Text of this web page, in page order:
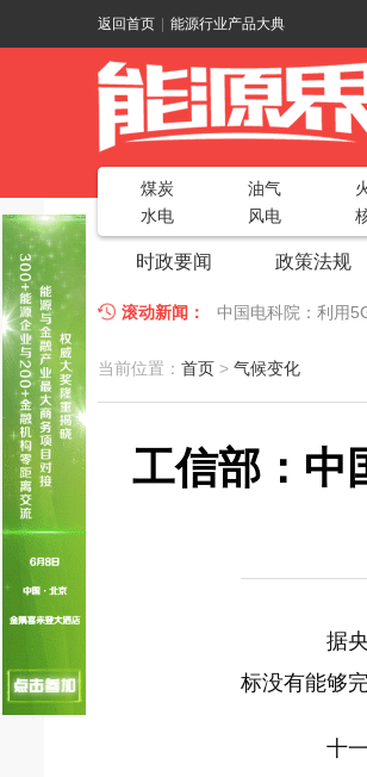
返回首页 能源行业产品大典
煤炭 油气
水电
风电
时政要闻 政策法规
滚动新闻： 中国电科院：利用
江苏车牛山岛智能
因储能而智慧，为
低温冷凝技术助力
当前位置： 首页 > 气候变化
工信部：中
据央
标没有能够完
十一五